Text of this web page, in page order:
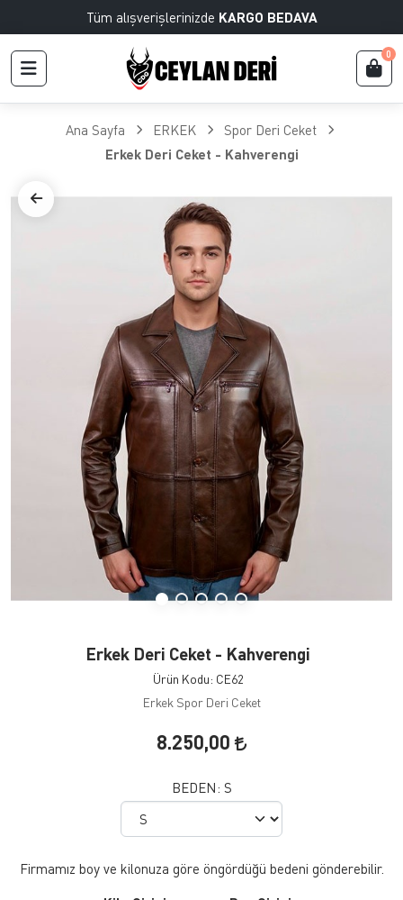
Tüm alışverişlerinizde KARGO BEDAVA
0
Ana Sayfa ERKEK
Spor Deri Ceket
Erkek Deri Ceket - Kahverengi
Erkek Deri Ceket - Kahverengi
Ürün Kodu: CE62
Erkek Spor Deri Ceket
8.250,00
BEDEN: S
Firmamız boy ve kilonuza göre öngördüğü bedeni gönderebilir.